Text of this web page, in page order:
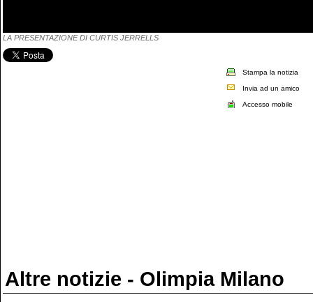
LA PRESENTAZIONE DI CURTIS JERRELLS
Stampa la notizia
Invia ad un amico
Accesso mobile
Altre notizie - Olimpia Milano